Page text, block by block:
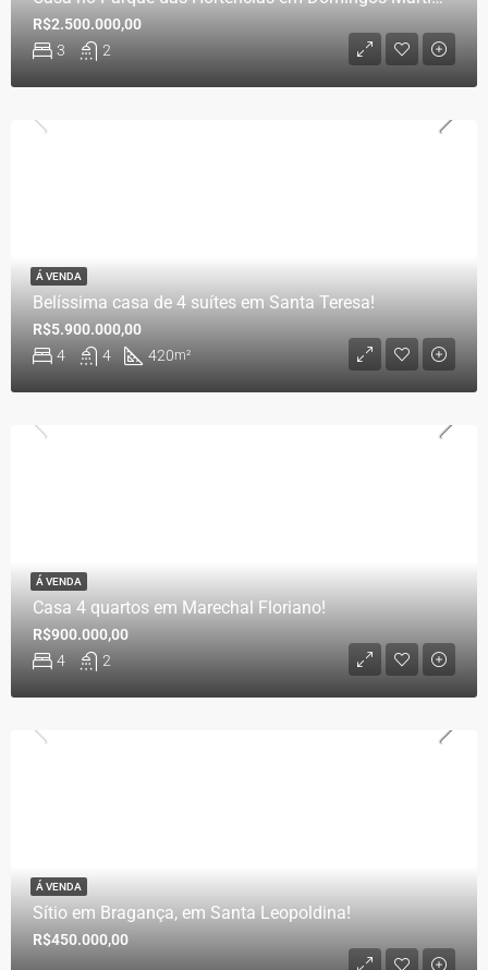
3 2
R$2.500.000,00
Belíssima casa de 4 suítes em Santa Teresa!
4 4 420m²
R$5.900.000,00
Á VENDA
Casa 4 quartos em Marechal Floriano!
4 2
R$900.000,00
Á VENDA
Sítio em Bragança, em Santa Leopoldina!
R$450.000,00
Á VENDA